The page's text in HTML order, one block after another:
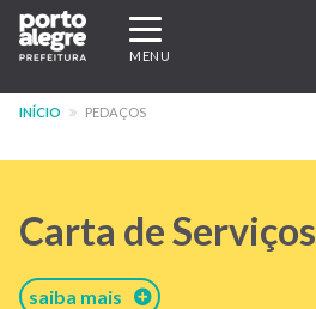
Pular
para
conteúdo
Expandir/recolher
navegação
MENU
INÍCIO PEDAÇOS
Carta de Serviços
saiba mais